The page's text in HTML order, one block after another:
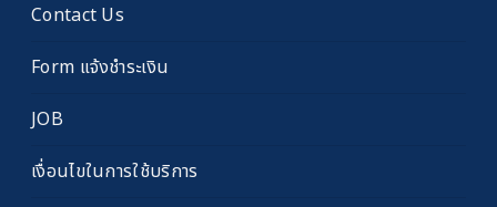
Contact Us
Form แจ้งชำระเงิน
JOB
เงื่อนไขในการใช้บริการ